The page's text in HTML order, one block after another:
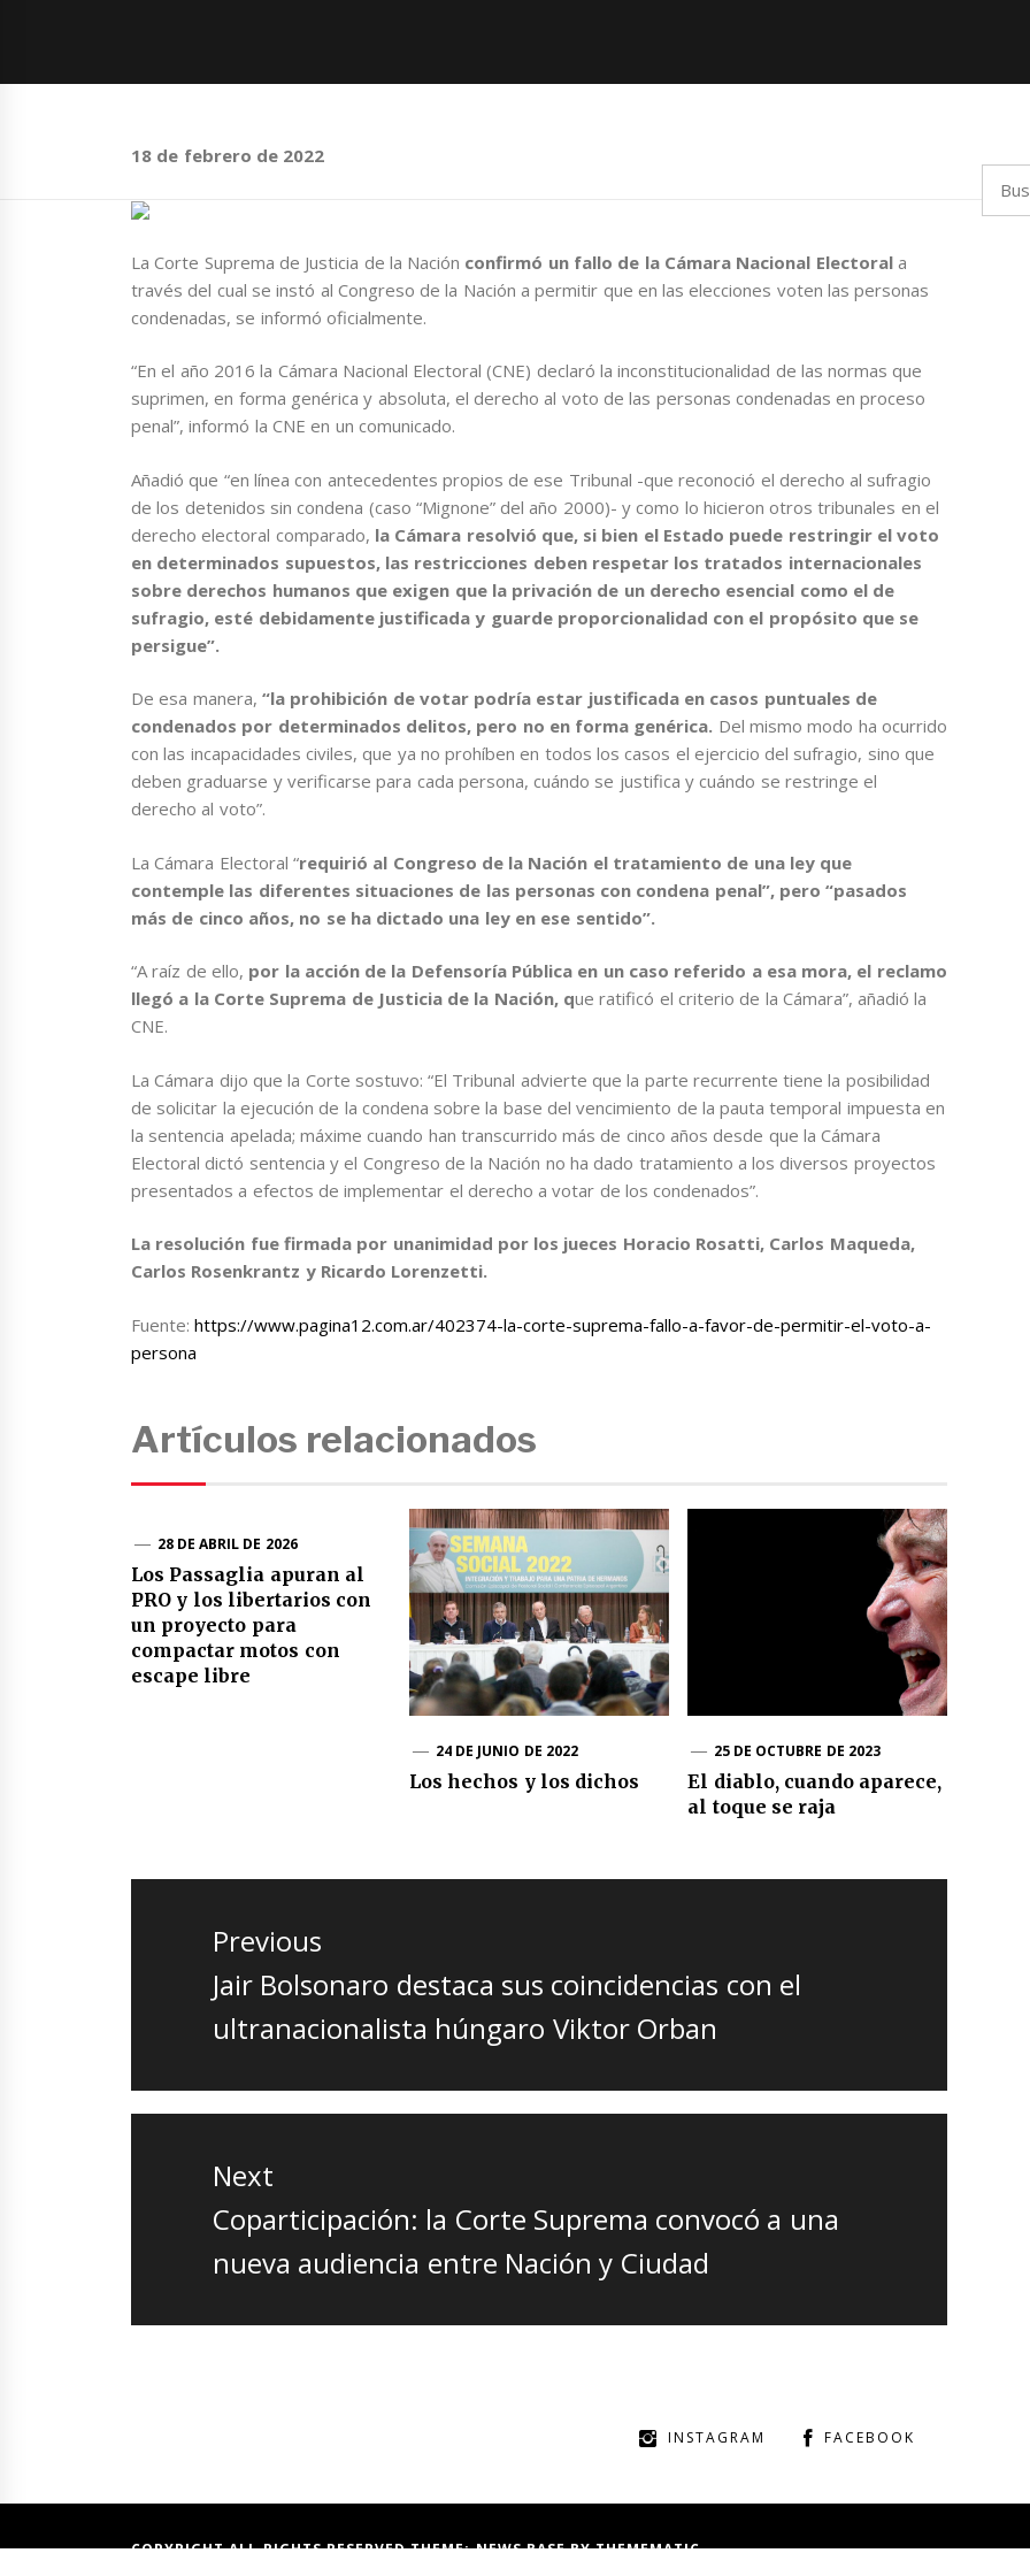
18 de febrero de 2022
La Corte Suprema de Justicia de la Nación confirmó un fallo de la Cámara Nacional Electorala
través del cual se instó al Congreso de la Nación a permitir que en las elecciones voten las personas
condenadas, se informó oficialmente.
“En el año 2016 la Cámara Nacional Electoral (CNE) declaró la inconstitucionalidad de las normas que
suprimen, en forma genérica y absoluta, el derecho al voto de las personas condenadas en proceso
penal”, informó la CNE en un comunicado.
Añadió que “en línea con antecedentes propios de ese Tribunal -que reconoció el derecho al sufragio
de los detenidos sin condena (caso “Mignone” del año 2000)- y como lo hicieron otros tribunales en el
derecho electoral comparado, la Cámara resolvió que, si bien el Estado puede restringir el voto
en determinados supuestos, las restricciones deben respetar los tratados internacionales
sobre derechos humanos que exigen que la privación de un derecho esencial como el de
sufragio, esté debidamente justificada y guarde proporcionalidad con el propósito que se
persigue”.
De esa manera, “la prohibición de votar podría estar justificada en casos puntuales de
condenados por determinados delitos, pero no en forma genérica. Del mismo modo ha ocurrido
con las incapacidades civiles, que ya no prohíben en todos los casos el ejercicio del sufragio, sino que
deben graduarse y verificarse para cada persona, cuándo se justifica y cuándo se restringe el
derecho al voto”.
La Cámara Electoral “requirió al Congreso de la Nación el tratamiento de una ley que
contemple las diferentes situaciones de las personas con condena penal”, pero “pasados
más de cinco años, no se ha dictado una ley en ese sentido”.
“A raíz de ello, por la acción de la Defensoría Pública en un caso referido a esa mora, el reclamo
llegó a la Corte Suprema de Justicia de la Nación, que ratificó el criterio de la Cámara”, añadió la
CNE.
La Cámara dijo que la Corte sostuvo: “El Tribunal advierte que la parte recurrente tiene la posibilidad
de solicitar la ejecución de la condena sobre la base del vencimiento de la pauta temporal impuesta en
la sentencia apelada; máxime cuando han transcurrido más de cinco años desde que la Cámara
Electoral dictó sentencia y el Congreso de la Nación no ha dado tratamiento a los diversos proyectos
presentados a efectos de implementar el derecho a votar de los condenados”.
La resolución fue firmada por unanimidad por los jueces Horacio Rosatti, Carlos Maqueda,
Carlos Rosenkrantz y Ricardo Lorenzetti.
Fuente:https://www.pagina12.com.ar/402374-la-corte-suprema-fallo-a-favor-de-permitir-el-voto-a-
persona
Artículos relacionados
28 DE ABRIL DE 2026
Los Passaglia apuran al
PRO y los libertarios con
un proyecto para
compactar motos con
escape libre
24 DE JUNIO DE 2022
Los hechos y los dichos
25 DE OCTUBRE DE 2023
El diablo, cuando aparece,
al toque se raja
Navegación
entradas
Previous
Previous
post:
Jair Bolsonaro destaca sus coincidencias con el
ultranacionalista húngaro Viktor Orban
Next
Next
post:
Coparticipación: la Corte Suprema convocó a una
nueva audiencia entre Nación y Ciudad
INSTAGRAM FACEBOOK
COPYRIGHT ALL RIGHTS RESERVED THEME:NEWS BASEBYTHEMEMATIC INICIO